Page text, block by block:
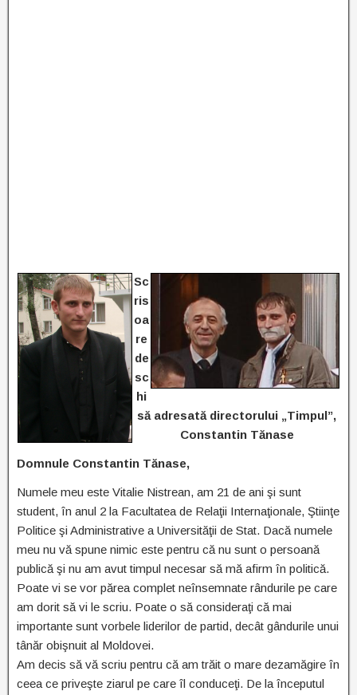
Sc
ris
oa
re
de
sc
hi
să adresată directorului „Timpul”,
Constantin Tănase
Domnule Constantin Tănase,
Numele meu este Vitalie Nistrean, am 21 de ani şi sunt
student, în anul 2 la Facultatea de Relaţii Internaţionale, Ştiinţe
Politice şi Administrative a Universităţii de Stat. Dacă numele
meu nu vă spune nimic este pentru că nu sunt o persoană
publică şi nu am avut timpul necesar să mă afirm în politică.
Poate vi se vor părea complet neînsemnate rândurile pe care
am dorit să vi le scriu. Poate o să consideraţi că mai
importante sunt vorbele liderilor de partid, decât gândurile unui
tânăr obişnuit al Moldovei.
Am decis să vă scriu pentru că am trăit o mare dezamăgire în
ceea ce priveşte ziarul pe care îl conduceţi. De la începutul